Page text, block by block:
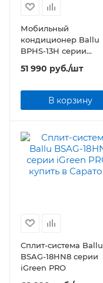
Мобильный
кондиционер Ballu
BPHS-13H серии
Platinum Comfort
51 990 руб./шт
В корзину
Сплит-система Ballu
BSAG-18HN8 серии
iGreen PRO